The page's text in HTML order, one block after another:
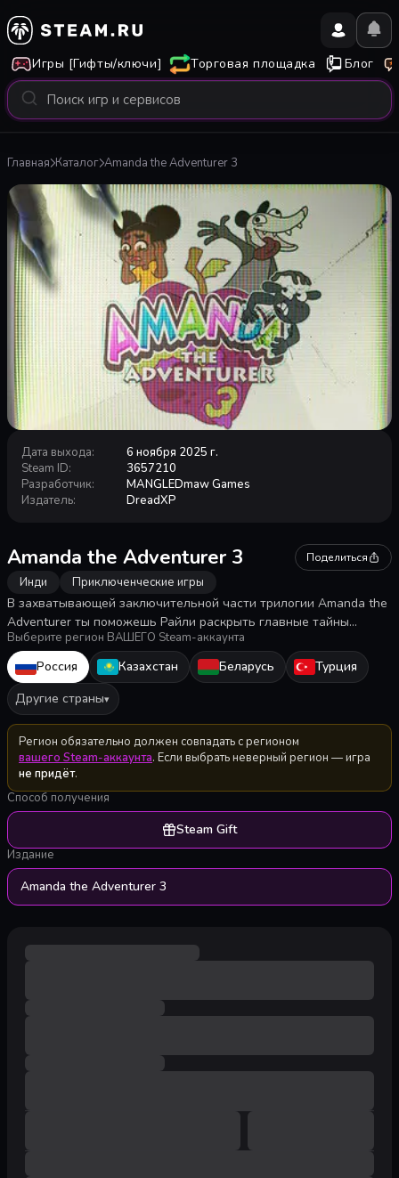
Игры [Гифты/ключи] Торговая площадка Блог
Главная Каталог Amanda the Adventurer 3
Дата выхода:
6 ноября 2025 г.
Steam ID:
3657210
Разработчик:
MANGLEDmaw Games
Издатель: DreadXP
Amanda the Adventurer 3 Поделиться
Инди Приключенческие игры
В захватывающей заключительной части трилогии Amanda the
Adventurer ты поможешь Райли раскрыть главные тайны
Аманды и компании «Хамельн», а также секреты,
десятилетиями терзавшие жителей Кенсдейла.
Выберите регион ВАШЕГО Steam-аккаунта
Россия Казахстан Беларусь
Турция
Другие страны▾
Регион обязательно должен совпадать с регионом
вашего Steam-аккаунта. Если выбрать неверный регион — игра
не придёт.
Способ получения
Steam Gift
Издание
Amanda the Adventurer 3